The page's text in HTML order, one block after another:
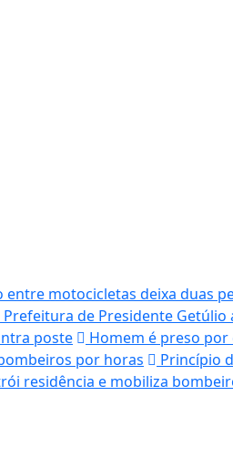
entre motocicletas deixa duas
Prefeitura de Presidente
poste
Homem é preso
por horas
Princípio
residência e mobiliza